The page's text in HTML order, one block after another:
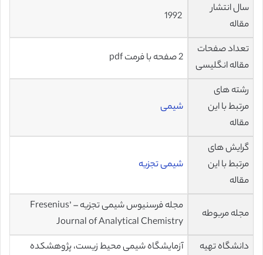
سال انتشار
مقاله
تعداد صفحات
مقاله انگلیسی
2 صفحه با فرمت pdf
رشته های
مرتبط با این
مقاله
شیمی
گرایش های
مرتبط با این
مقاله
شیمی تجزیه
مجله مربوطه
مجله فرسنیوس شیمی تجزیه – Fresenius’
Journal of Analytical Chemistry
دانشگاه تهیه
آزمایشگاه شیمی محیط زیست، پژوهشکده